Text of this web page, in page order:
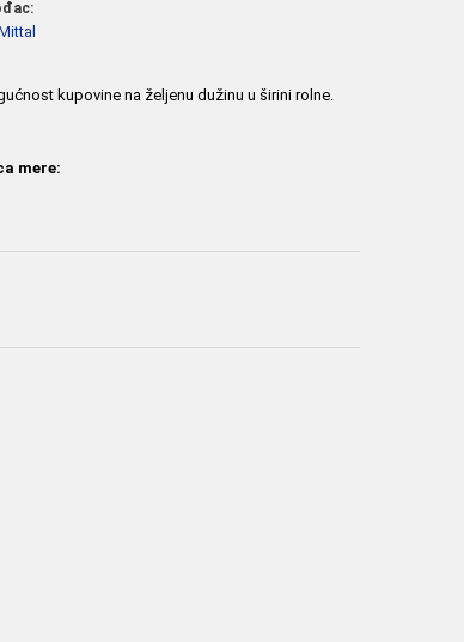
kupovine na željenu dužinu u širini rolne.
mere: